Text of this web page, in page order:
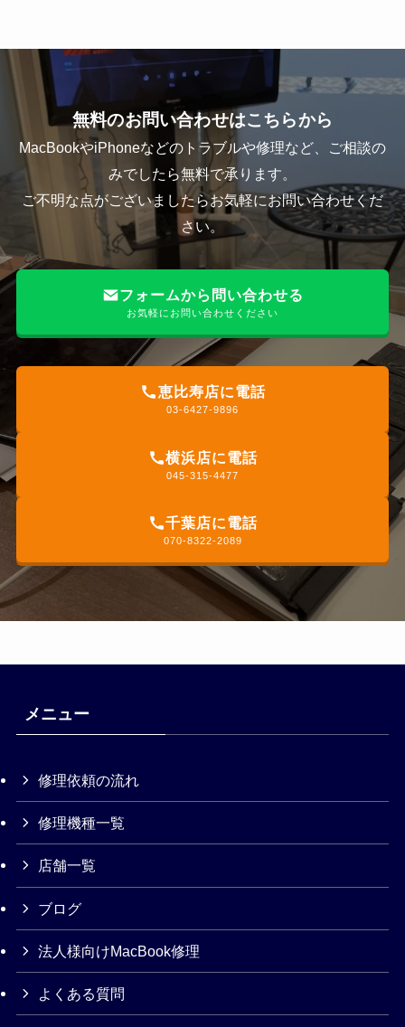
無料のお問い合わせはこちらから
MacBookやiPhoneなどのトラブルや修理など、ご相談の
みでしたら無料で承ります。
ご不明な点がございましたらお気軽にお問い合わせくだ
さい。
フォームから問い合わせる
お気軽にお問い合わせください
恵比寿店に電話
03-6427-9896
横浜店に電話
045-315-4477
千葉店に電話
070-8322-2089
メニュー
修理依頼の流れ
修理機種一覧
店舗一覧
ブログ
法人様向けMacBook修理
よくある質問